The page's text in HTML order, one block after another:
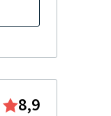
8,9